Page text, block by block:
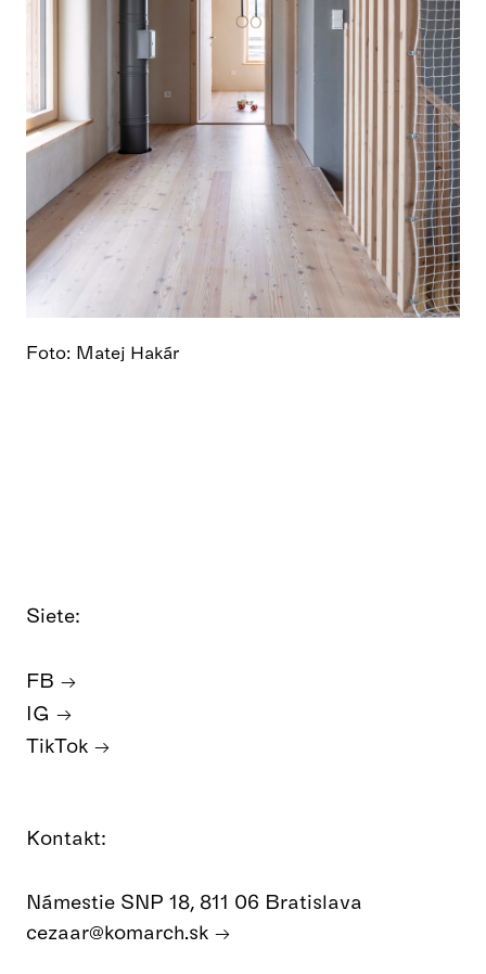
Foto: Matej Hakár
Kontakt:
Námestie SNP 18, 811 06 Bratislava
cezaar@komarch.sk
Siete:
FB
IG
TikTok